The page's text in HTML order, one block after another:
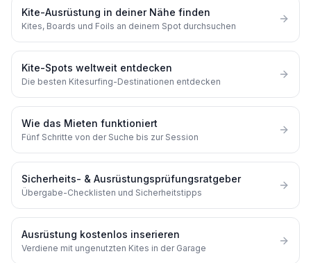
Kite-Ausrüstung in deiner Nähe finden
Kites, Boards und Foils an deinem Spot durchsuchen
Kite-Spots weltweit entdecken
Die besten Kitesurfing-Destinationen entdecken
Wie das Mieten funktioniert
Fünf Schritte von der Suche bis zur Session
Sicherheits- & Ausrüstungsprüfungsratgeber
Übergabe-Checklisten und Sicherheitstipps
Ausrüstung kostenlos inserieren
Verdiene mit ungenutzten Kites in der Garage